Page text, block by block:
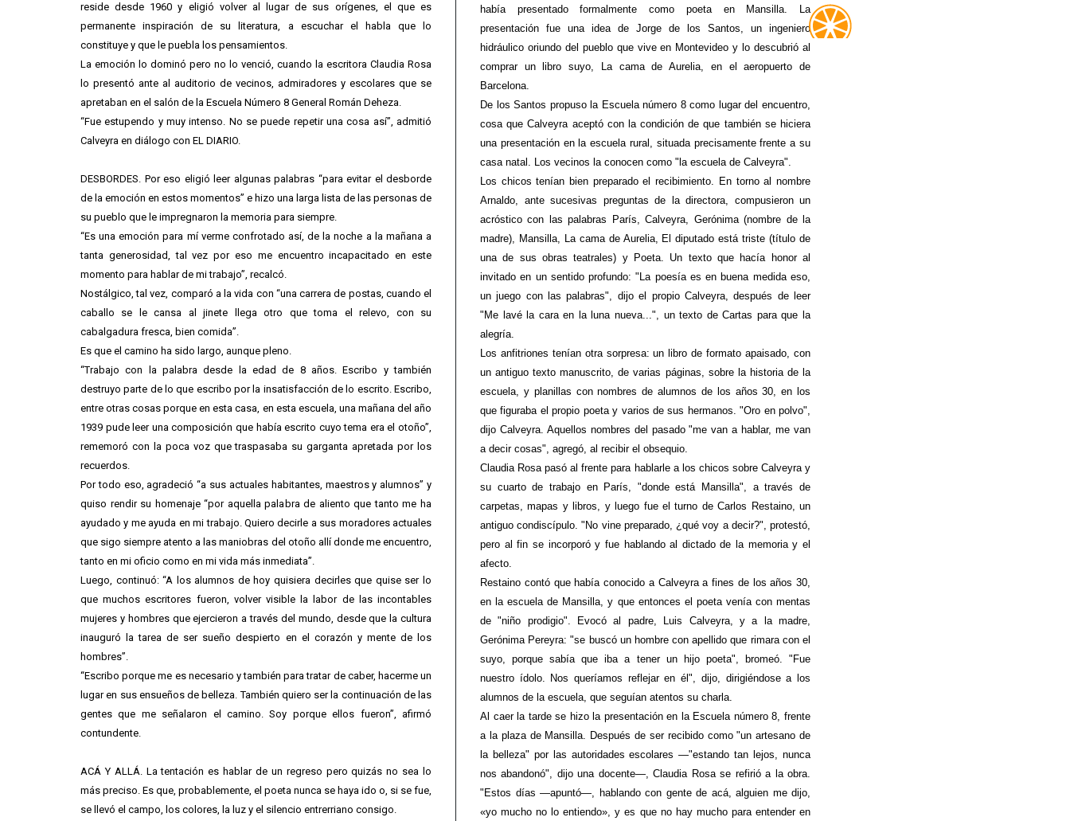
reside desde 1960 y eligió volver al lugar de sus orígenes, el que es
permanente inspiración de su literatura, a escuchar el habla que lo
constituye y que le puebla los pensamientos.
La emoción lo dominó pero no lo venció, cuando la escritora Claudia Rosa
lo presentó ante al auditorio de vecinos, admiradores y escolares que se
apretaban en el salón de la Escuela Número 8 General Román Deheza.
“Fue estupendo y muy intenso. No se puede repetir una cosa así”, admitió
Calveyra en diálogo con EL DIARIO.
DESBORDES. Por eso eligió leer algunas palabras “para evitar el desborde
de la emoción en estos momentos” e hizo una larga lista de las personas de
su pueblo que le impregnaron la memoria para siempre.
“Es una emoción para mí verme confrotado así, de la noche a la mañana a
tanta generosidad, tal vez por eso me encuentro incapacitado en este
momento para hablar de mi trabajo”, recalcó.
Nostálgico, tal vez, comparó a la vida con “una carrera de postas, cuando el
caballo se le cansa al jinete llega otro que toma el relevo, con su
cabalgadura fresca, bien comida”.
Es que el camino ha sido largo, aunque pleno.
“Trabajo con la palabra desde la edad de 8 años. Escribo y también
destruyo parte de lo que escribo por la insatisfacción de lo escrito. Escribo,
entre otras cosas porque en esta casa, en esta escuela, una mañana del año
1939 pude leer una composición que había escrito cuyo tema era el otoño”,
rememoró con la poca voz que traspasaba su garganta apretada por los
recuerdos.
Por todo eso, agradeció “a sus actuales habitantes, maestros y alumnos” y
quiso rendir su homenaje “por aquella palabra de aliento que tanto me ha
ayudado y me ayuda en mi trabajo. Quiero decirle a sus moradores actuales
que sigo siempre atento a las maniobras del otoño allí donde me encuentro,
tanto en mi oficio como en mi vida más inmediata”.
Luego, continuó: “A los alumnos de hoy quisiera decirles que quise ser lo
que muchos escritores fueron, volver visible la labor de las incontables
mujeres y hombres que ejercieron a través del mundo, desde que la cultura
inauguró la tarea de ser sueño despierto en el corazón y mente de los
hombres”.
“Escribo porque me es necesario y también para tratar de caber, hacerme un
lugar en sus ensueños de belleza. También quiero ser la continuación de las
gentes que me señalaron el camino. Soy porque ellos fueron”, afirmó
contundente.
ACÁ Y ALLÁ. La tentación es hablar de un regreso pero quizás no sea lo
más preciso. Es que, probablemente, el poeta nunca se haya ido o, si se fue,
se llevó el campo, los colores, la luz y el silencio entrerriano consigo.
había presentado formalmente como poeta en Mansilla. La
presentación fue una idea de Jorge de los Santos, un ingeniero
hidráulico oriundo del pueblo que vive en Montevideo y lo descubrió al
comprar un libro suyo, La cama de Aurelia, en el aeropuerto de
Barcelona.
De los Santos propuso la Escuela número 8 como lugar del encuentro,
cosa que Calveyra aceptó con la condición de que también se hiciera
una presentación en la escuela rural, situada precisamente frente a su
casa natal. Los vecinos la conocen como "la escuela de Calveyra".
Los chicos tenían bien preparado el recibimiento. En torno al nombre
Arnaldo, ante sucesivas preguntas de la directora, compusieron un
acróstico con las palabras París, Calveyra, Gerónima (nombre de la
madre), Mansilla, La cama de Aurelia, El diputado está triste (título de
una de sus obras teatrales) y Poeta. Un texto que hacía honor al
invitado en un sentido profundo: "La poesía es en buena medida eso,
un juego con las palabras", dijo el propio Calveyra, después de leer
"Me lavé la cara en la luna nueva...", un texto de Cartas para que la
alegría.
Los anfitriones tenían otra sorpresa: un libro de formato apaisado, con
un antiguo texto manuscrito, de varias páginas, sobre la historia de la
escuela, y planillas con nombres de alumnos de los años 30, en los
que figuraba el propio poeta y varios de sus hermanos. "Oro en polvo",
dijo Calveyra. Aquellos nombres del pasado "me van a hablar, me van
a decir cosas", agregó, al recibir el obsequio.
Claudia Rosa pasó al frente para hablarle a los chicos sobre Calveyra y
su cuarto de trabajo en París, "donde está Mansilla", a través de
carpetas, mapas y libros, y luego fue el turno de Carlos Restaino, un
antiguo condiscípulo. "No vine preparado, ¿qué voy a decir?", protestó,
pero al fin se incorporó y fue hablando al dictado de la memoria y el
afecto.
Restaino contó que había conocido a Calveyra a fines de los años 30,
en la escuela de Mansilla, y que entonces el poeta venía con mentas
de "niño prodigio". Evocó al padre, Luis Calveyra, y a la madre,
Gerónima Pereyra: "se buscó un hombre con apellido que rimara con el
suyo, porque sabía que iba a tener un hijo poeta", bromeó. "Fue
nuestro ídolo. Nos queríamos reflejar en él", dijo, dirigiéndose a los
alumnos de la escuela, que seguían atentos su charla.
Al caer la tarde se hizo la presentación en la Escuela número 8, frente
a la plaza de Mansilla. Después de ser recibido como "un artesano de
la belleza" por las autoridades escolares —"estando tan lejos, nunca
nos abandonó", dijo una docente—, Claudia Rosa se refirió a la obra.
"Estos días —apuntó—, hablando con gente de acá, alguien me dijo,
«yo mucho no lo entiendo», y es que no hay mucho para entender en